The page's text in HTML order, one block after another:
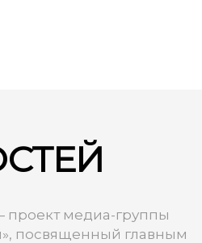
медиа-группы
посвященный главным